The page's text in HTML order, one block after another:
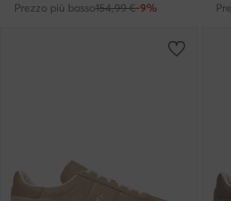
Prezzo più basso154,99 €-9%